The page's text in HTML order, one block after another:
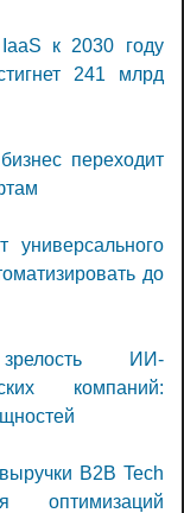
к 2030 году
241 млрд
переходит
универсального
до
ИИ-
компаний:
B2B Tech